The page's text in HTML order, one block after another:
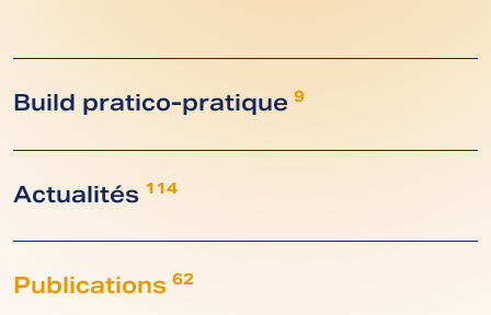
Build pratico-pratique 9
Actualités 114
Publications 62